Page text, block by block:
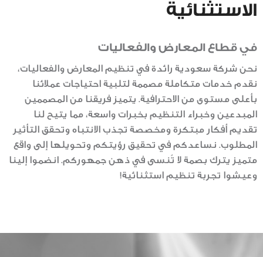
الاستثنائية
في قطاع المعارض والفعاليات
نحن شركة سعودية رائدة في تنظيم المعارض والفعاليات،
نقدم خدمات متكاملة مصممة لتلبية احتياجات عملائنا
بأعلى مستوى من الاحترافية. يتميز فريقنا من المصممين
المبدعين وخبراء التنظيم بخبرات واسعة، مما يتيح لنا
تقديم أفكار مبتكرة ومخصصة تجذب الانتباه وتحقق التأثير
المطلوب. نساعدكم في تحقيق رؤيتكم وتحويلها إلى واقع
متميز يترك بصمة لا تُنسى في ذهن جمهوركم. انضموا إلينا
وعيشوا تجربة تنظيم استثنائية!